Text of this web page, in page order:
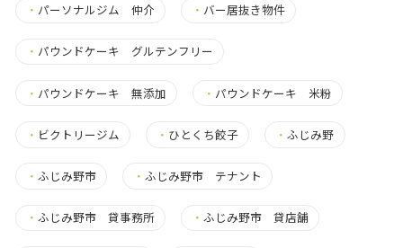
・ パーソナルジム 仲介 ・ バー居抜き物件
・ パウンドケーキ グルテンフリー
・ パウンドケーキ 無添加 ・ パウンドケーキ 米粉
・ ビクトリージム ・ ひとくち餃子 ・ふじみ野
・ ふじみ野市 ・ふじみ野市 テナント
・ ふじみ野市 貸事務所 ・ふじみ野市 貸店舗